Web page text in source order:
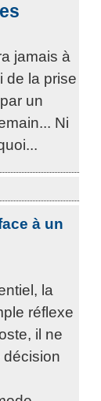
jamais à
de la prise
un
Ni
à un
la
réflexe
il ne